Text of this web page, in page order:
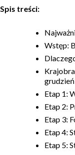
Rezydencje
Rozbudowa
Budynki biurowe
Spis treści:
Wstęp:
Etap 1:
Etap 2:
Etap 3:
Etap 4:
Etap 5: